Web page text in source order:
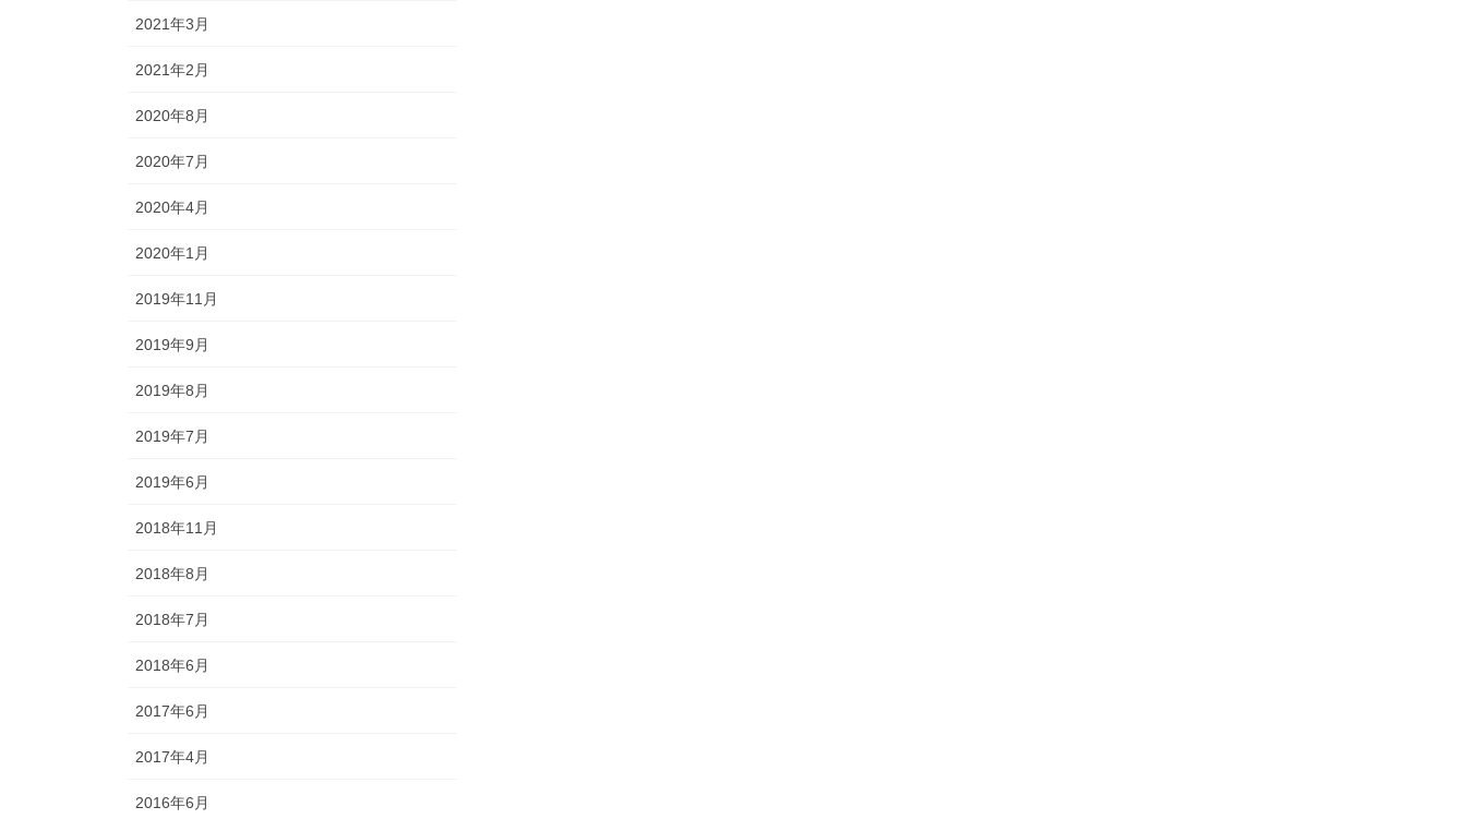
2021年3月
2021年2月
2020年8月
2020年7月
2020年4月
2020年1月
2019年11月
2019年9月
2019年8月
2019年7月
2019年6月
2018年11月
2018年8月
2018年7月
2018年6月
2017年6月
2017年4月
2016年6月